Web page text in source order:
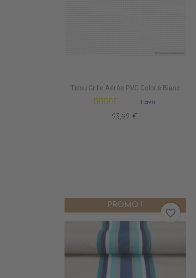
Tissu Grille Aérée PVC Coloris Blanc
1 avis
23,92 €
PROMO !
favorite_border